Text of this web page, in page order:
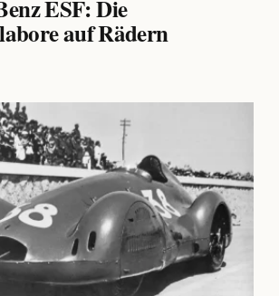
ESF: Die
auf Rädern